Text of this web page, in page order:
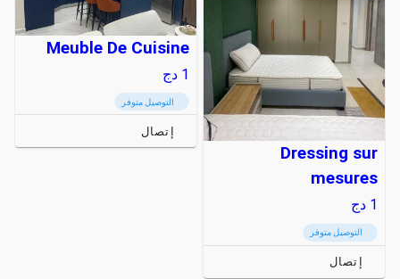
Dressing sur
mesures
1 دج
التوصيل متوفر
إتصال
Meuble De Cuisine
1 دج
التوصيل متوفر
إتصال